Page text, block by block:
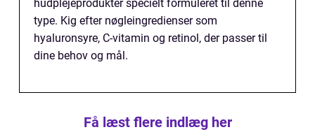
hudplejeprodukter specielt formuleret til denne
type. Kig efter nøgleingredienser som
hyaluronsyre, C-vitamin og retinol, der passer til
dine behov og mål.
Få læst flere indlæg her